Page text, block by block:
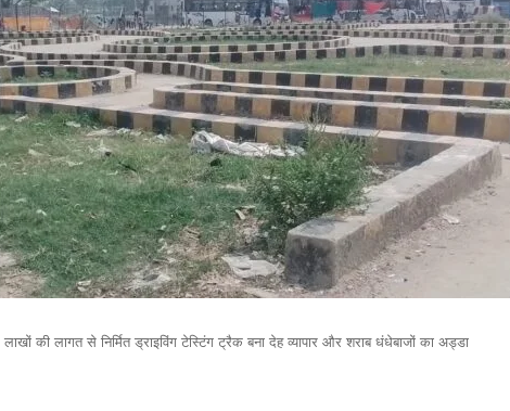
की लागत से निर्मित ड्राइविंग टेस्टिंग ट्रैक बना देह व्यापार और शराब धंधेबाजों का अड्डा